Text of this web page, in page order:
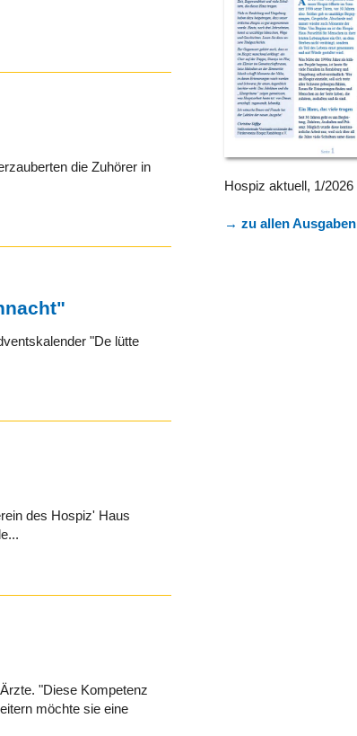
die Zuhörer in
"De lütte
des Hospiz' Haus
"Diese Kompetenz
möchte sie eine
Hospiz aktuell, 1/2026
→ zu allen Ausgaben